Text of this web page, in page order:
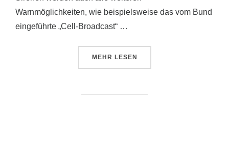
Warnmöglichkeiten, wie beispielsweise das vom Bund
eingeführte „Cell-Broadcast“ …
MEHR ÜBER „HESSENWEITER
LESEN